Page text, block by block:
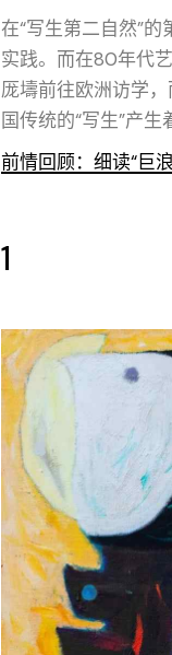
在“写生第二自然”
实践。而在80年代
厐壔前往欧洲访学
国传统的“写生”产生
前情回顾：细读“巨
1